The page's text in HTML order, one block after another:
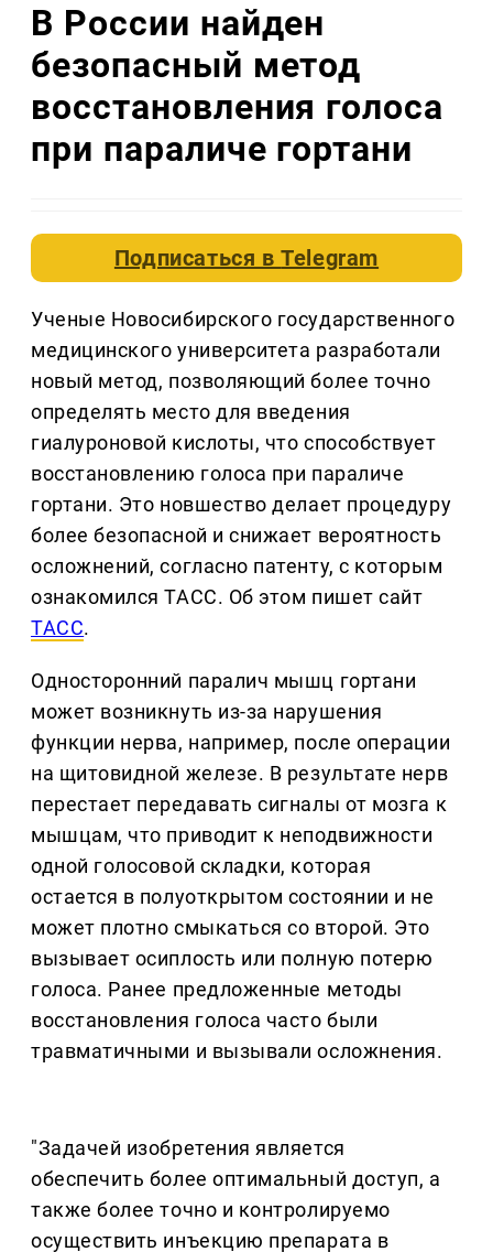
В России найден
безопасный метод
восстановления голоса
при параличе гортани
Подписаться вTelegram
Ученые Новосибирского государственного
медицинского университета разработали
новый метод, позволяющий более точно
определять место для введения
гиалуроновой кислоты, что способствует
восстановлению голоса при параличе
гортани. Это новшество делает процедуру
более безопасной и снижает вероятность
осложнений, согласно патенту, с которым
ознакомился ТАСС. Об этом пишет сайт
ТАСС.
Односторонний паралич мышц гортани
может возникнуть из-за нарушения
функции нерва, например, после операции
на щитовидной железе. В результате нерв
перестает передавать сигналы от мозга к
мышцам, что приводит к неподвижности
одной голосовой складки, которая
остается в полуоткрытом состоянии и не
может плотно смыкаться со второй. Это
вызывает осиплость или полную потерю
голоса. Ранее предложенные методы
восстановления голоса часто были
травматичными и вызывали осложнения.
"Задачей изобретения является
обеспечить более оптимальный доступ, а
также более точно и контролируемо
осуществить инъекцию препарата в